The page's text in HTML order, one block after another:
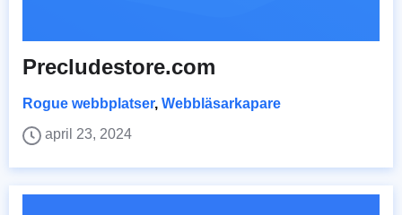
Precludestore.com
Rogue webbplatser, Webbläsarkapare
april 23, 2024